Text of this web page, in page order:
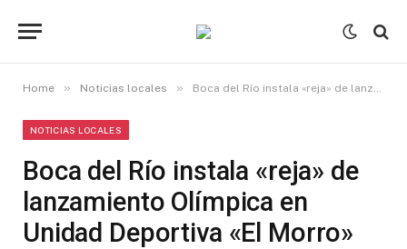
Home » Noticias locales » Boca del Río instala «reja» de lanzamiento Olímpica en Unidad Deportiva «El Morro»
NOTICIAS LOCALES
Boca del Río instala «reja» de
lanzamiento Olímpica en
Unidad Deportiva «El Morro»